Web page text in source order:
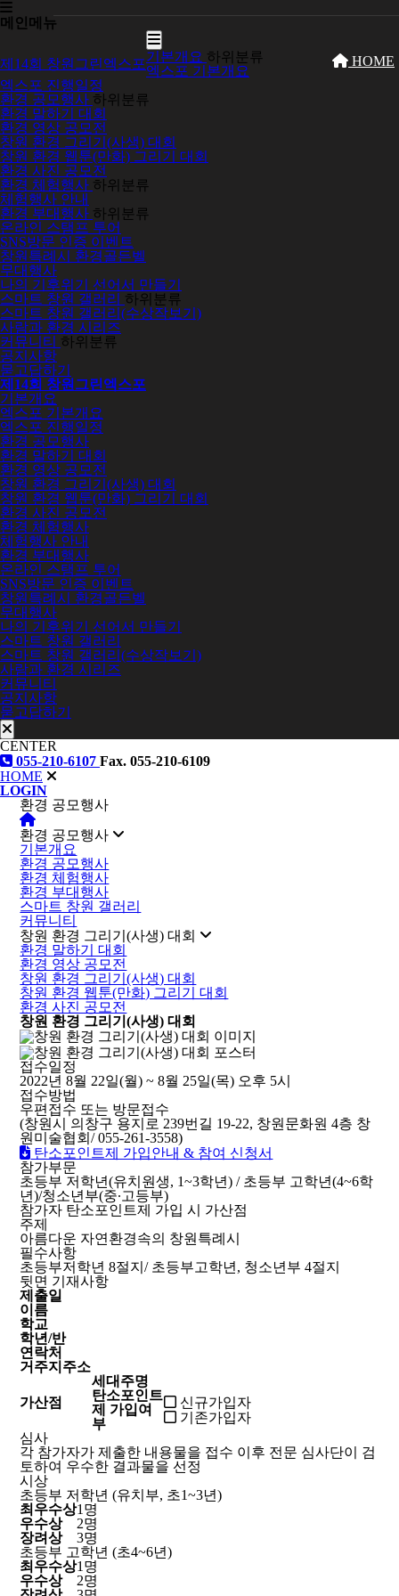
HOME
메인메뉴
제14회 창원그린엑스포기본개요 하위분류
엑스포 기본개요
엑스포 진행일정
환경 공모행사 하위분류
환경 말하기 대회
환경 영상 공모전
창원 환경 그리기(사생) 대회
창원 환경 웹툰(만화) 그리기 대회
환경 사진 공모전
환경 체험행사 하위분류
체험행사 안내
환경 부대행사 하위분류
온라인 스탬프 투어
SNS방문 인증 이벤트
창원특례시 환경골든벨
무대행사
나의 기후위기 선어서 만들기
스마트 창원 갤러리 하위분류
스마트 창원 갤러리(수상작보기)
사람과 환경 시리즈
커뮤니티 하위분류
공지사항
묻고답하기
제14회 창원그린엑스포
기본개요
엑스포 기본개요
엑스포 진행일정
환경 공모행사
환경 말하기 대회
환경 영상 공모전
창원 환경 그리기(사생) 대회
창원 환경 웹툰(만화) 그리기 대회
환경 사진 공모전
환경 체험행사
체험행사 안내
환경 부대행사
온라인 스탬프 투어
SNS방문 인증 이벤트
창원특례시 환경골든벨
무대행사
나의 기후위기 선어서 만들기
스마트 창원 갤러리
스마트 창원 갤러리(수상작보기)
사람과 환경 시리즈
커뮤니티
공지사항
묻고답하기
CENTER
055-210-6107 Fax. 055-210-6109
HOME
LOGIN
환경 공모행사
환경 공모행사
기본개요
환경 공모행사
환경 체험행사
환경 부대행사
스마트 창원 갤러리
커뮤니티
창원 환경 그리기(사생) 대회
환경 말하기 대회
환경 영상 공모전
창원 환경 그리기(사생) 대회
창원 환경 웹툰(만화) 그리기 대회
환경 사진 공모전
창원 환경 그리기(사생) 대회
접수일정
2022년 8월 22일(월) ~ 8월 25일(목) 오후 5시
접수방법
우편접수 또는 방문접수
(창원시 의창구 용지로 239번길 19-22, 창원문화원 4층 창
원미술협회/ 055-261-3558)
탄소포인트제 가입안내 & 참여 신청서
참가부문
초등부 저학년(유치원생, 1~3학년) / 초등부 고학년(4~6학
년)/청소년부(중∙고등부)
참가자 탄소포인트제 가입 시 가산점
주제
아름다운 자연환경속의 창원특례시
필수사항
초등부저학년 8절지/ 초등부고학년, 청소년부 4절지
뒷면 기재사항
제출일
이름
학교
학년/반
연락처
거주지주소
가산점
세대주명
탄소포인트
제 가입여
부
신규가입자
기존가입자
심사
각 참가자가 제출한 내용물을 접수 이후 전문 심사단이 검
토하여 우수한 결과물을 선정
시상
초등부 저학년 (유치부, 초1~3년)
최우수상1명
우수상
2명
장려상
3명
초등부 고학년 (초4~6년)
최우수상1명
우수상
2명